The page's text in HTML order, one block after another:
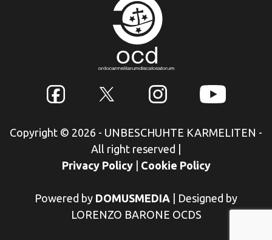
Copyright © 2026 - UNBESCHUHTE KARMELITEN -
All right reserved
Privacy Policy
Cookie Policy
Powered by DOMUSMEDIA
Designed by
LORENZO BARONE OCDS